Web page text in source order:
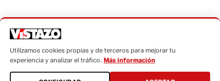
Utilizamos cookies propias y de terceros para mejorar tu
experiencia y analizar el tráfico. Más información